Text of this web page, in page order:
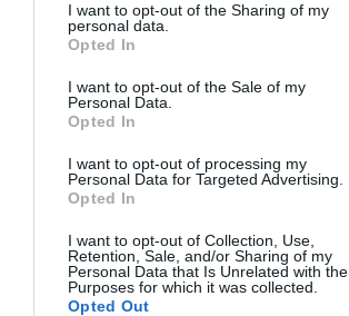
I want to opt-out of the Sharing of my
personal data.
Opted In
I want to opt-out of the Sale of my
Personal Data.
Opted In
I want to opt-out of processing my
Personal Data for Targeted Advertising.
Opted In
I want to opt-out of Collection, Use,
Retention, Sale, and/or Sharing of my
Personal Data that Is Unrelated with the
Purposes for which it was collected.
Opted Out
2η Ευριπίδεια Διαδρομή